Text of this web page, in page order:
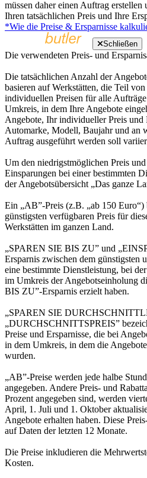
müssen daher einen Auftrag
Ihren tatsächlichen Preis und Ihre
*Wie die Preise & Ersparnisse
Schließen
Die verwendeten Preis- und
Die tatsächlichen Anzahl der
basieren auf Werkstätten, die Teil
individuellen Preisen für alle
Umkreis, in dem Ihre Angebote
Angebote, Ihr individueller Preis und
Automarke, Modell, Baujahr und an
Auftrag ausgeführt werden soll
Um den niedrigstmöglichen Preis
Einsparungen bei einer bestimmten
der Angebotsübersicht „Das ganze
Ein „AB”-Preis (z.B. „ab 150 Euro“)
günstigsten verfügbaren Preis für
Werkstätten im ganzen Land.
„SPAREN SIE BIS ZU” und
Ersparnis zwischen dem günstigsten
eine bestimmte Dienstleistung, bei
im Umkreis der Angebotseinholung
BIS ZU”-Ersparnis erzielt haben.
„SPAREN SIE
„DURCHSCHNITTSPREIS”
Preise und Ersparnisse, die bei
in dem Umkreis, in dem die
wurden.
„AB”-Preise werden jede halbe
angegeben. Andere Preis- und
Prozent angegeben sind, werden
April, 1. Juli und 1. Oktober
Angebote erhalten haben. Diese
auf Daten der letzten 12 Monate.
Die Preise inkludieren die
Kosten.